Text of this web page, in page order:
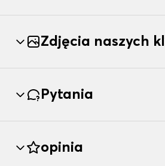
Zdjęcia naszych
Pytania
opinia